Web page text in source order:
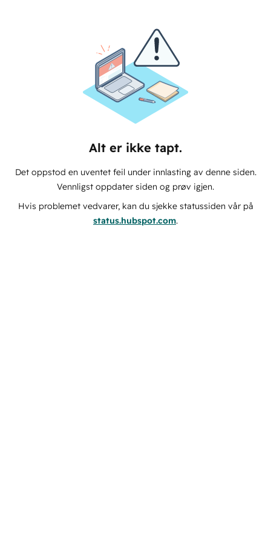
Alt er ikke tapt.
Det oppstod en uventet feil under innlasting av denne siden.
Vennligst oppdater siden og prøv igjen.
Hvis problemet vedvarer, kan du sjekke statussiden vår på
status.hubspot.com.